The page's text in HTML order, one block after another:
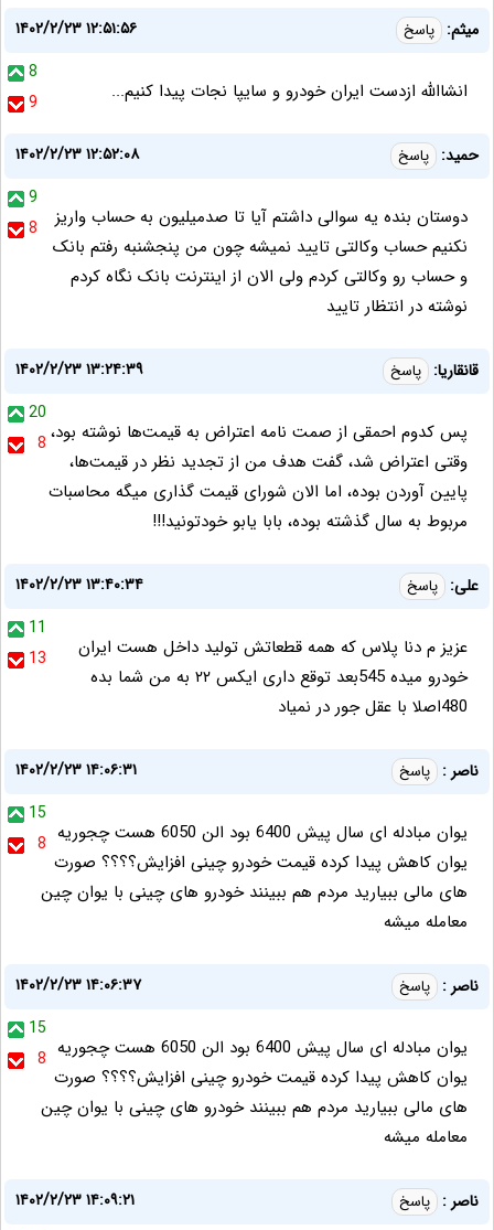
میثم: پاسخ
۱۴۰۲/۲/۲۳ ۱۲:۵۱:۵۶
8
9
انشاالله ازدست ایران خودرو و سایپا نجات پیدا کنیم...
حمید: پاسخ
۱۴۰۲/۲/۲۳ ۱۲:۵۲:۰۸
9
8
دوستان بنده یه سوالی داشتم آیا تا صدمیلیون به حساب واریز
نکنیم حساب وکالتی تایید نمیشه چون من پنجشنبه رفتم بانک
و حساب رو وکالتی کردم ولی الان از اینترنت بانک نگاه کردم
نوشته در انتظار تایید
قانقاریا: پاسخ
۱۴۰۲/۲/۲۳ ۱۳:۲۴:۳۹
20
8 پس کدوم احمقی از صمت نامه اعتراض به قیمت‌ها نوشته بود،
وقتی اعتراض شد، گفت هدف من از تجدید نظر در قیمت‌ها،
پایین آوردن بوده، اما الان شورای قیمت گذاری میگه محاسبات
مربوط به سال گذشته بوده، بابا یابو خودتونید!!!
علی: پاسخ
۱۴۰۲/۲/۲۳ ۱۳:۴۰:۳۴
11
13
عزیز م دنا پلاس که همه قطعاتش تولید داخل هست ایران
خودرو میده 545بعد توقع داری ایکس ۲۲ به من شما بده
480اصلا با عقل جور در نمیاد
ناصر : پاسخ
۱۴۰۲/۲/۲۳ ۱۴:۰۶:۳۱
15
8 یوان مبادله ای سال پیش 6400 بود الن 6050 هست چجوریه
یوان کاهش پیدا کرده قیمت خودرو چینی افزایش؟؟؟؟ صورت
های مالی ببیارید مردم هم ببینند خودرو های چینی با یوان چین
معامله میشه
ناصر : پاسخ
۱۴۰۲/۲/۲۳ ۱۴:۰۶:۳۷
15
8 یوان مبادله ای سال پیش 6400 بود الن 6050 هست چجوریه
یوان کاهش پیدا کرده قیمت خودرو چینی افزایش؟؟؟؟ صورت
های مالی ببیارید مردم هم ببینند خودرو های چینی با یوان چین
معامله میشه
ناصر : پاسخ
۱۴۰۲/۲/۲۳ ۱۴:۰۹:۲۱